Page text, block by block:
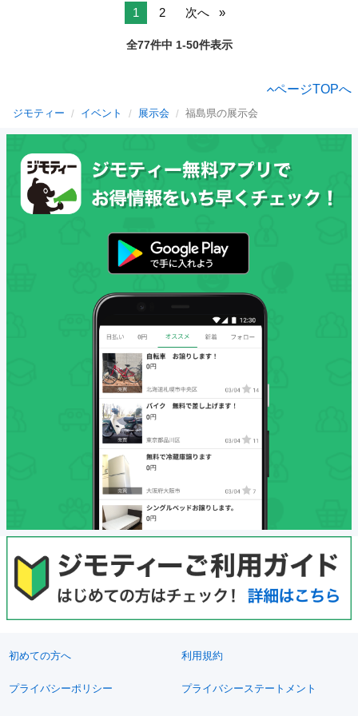
1 2 次へ
全77件中 1-50件表示
ページTOPへ
ジモティー イベント 展示会 福島県の展示会
初めての方へ 利用規約
プライバシーポリシー プライバシーステートメント